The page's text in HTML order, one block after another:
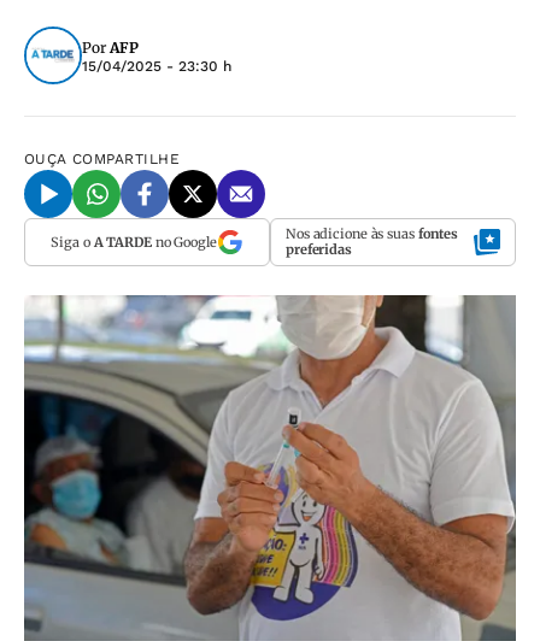
PorAFP
15/04/2025 - 23:30 h
OUÇA COMPARTILHE
Siga o A TARDEno Google Nos adicione às suas fontes
preferidas